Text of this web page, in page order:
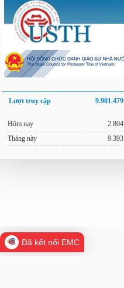
Lượt truy cập 9.901.479
Hôm nay
Tháng này
2.804
9.393
Đã kết nối EMC